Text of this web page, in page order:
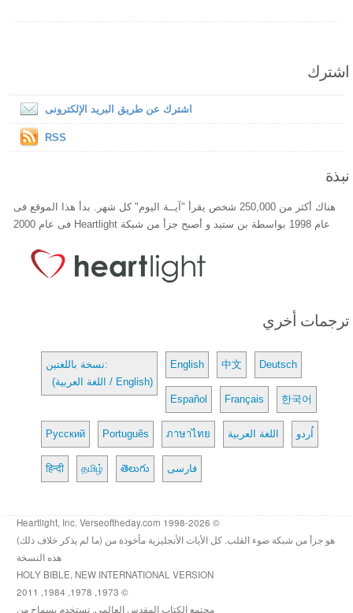
اشترك
اشترك عن طريق البريد الإلكترونى
RSS
نبذة
هناك أكثر من 250,000 شخص يقرأ "آيــة اليوم" كل شهر. بدأ هذا الموقع فى
عام 1998 بواسطة بن ستيد و أصبح جزأ من شبكة Heartlight فى عام 2000
ترجمات أخري
نسخة باللغتين:
(اللغة العربية / English)
English 中文 Deutsch
Español Français 한국어
Русский Português ภาษาไทย اللغة العربية اُردو
हिन्दी தமிழ் తెలుగు فارسی
© 1998-2026 Heartlight, Inc. Verseoftheday.com
هو جزأ من شبكة ضوء القلب. كل الأيات الأنجليزية مأخوذة من (ما لم يذكر خلاف ذلك)
هذه النسخة
HOLY BIBLE, NEW INTERNATIONAL VERSION
© 1973, 1978, 1984, 2011
مجتمع الكتاب المقدس العالمى. تستخدم بسماح من